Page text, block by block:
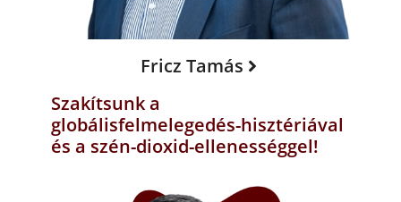
Fricz Tamás
Szakítsunk a
globálisfelmelegedés-hisztériával
és a szén-dioxid-ellenességgel!